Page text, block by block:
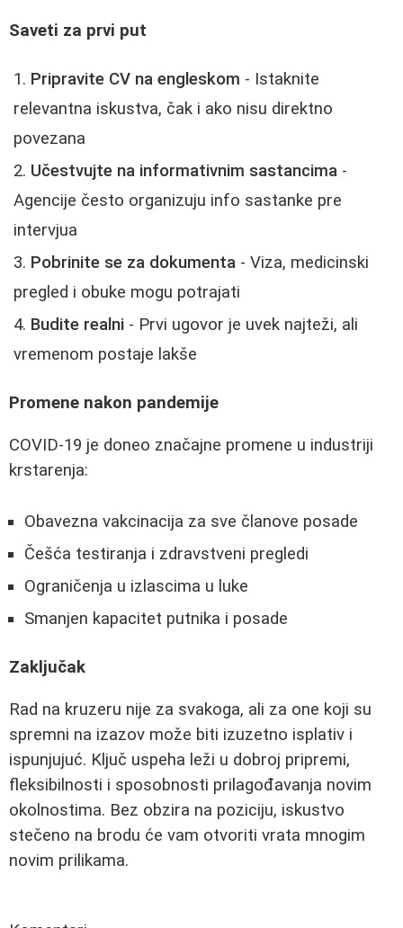
Saveti za prvi put
Pripravite CV na engleskom - Istaknite
relevantna iskustva, čak i ako nisu direktno
povezana
Učestvujte na informativnim sastancima -
Agencije često organizuju info sastanke pre
intervjua
Pobrinite se za dokumenta - Viza, medicinski
pregled i obuke mogu potrajati
Budite realni - Prvi ugovor je uvek najteži, ali
vremenom postaje lakše
Promene nakon pandemije
COVID-19 je doneo značajne promene u industriji
krstarenja:
Obavezna vakcinacija za sve članove posade
Češća testiranja i zdravstveni pregledi
Ograničenja u izlascima u luke
Smanjen kapacitet putnika i posade
Zaključak
Rad na kruzeru nije za svakoga, ali za one koji su
spremni na izazov može biti izuzetno isplativ i
ispunjujuć. Ključ uspeha leži u dobroj pripremi,
fleksibilnosti i sposobnosti prilagođavanja novim
okolnostima. Bez obzira na poziciju, iskustvo
stečeno na brodu će vam otvoriti vrata mnogim
novim prilikama.